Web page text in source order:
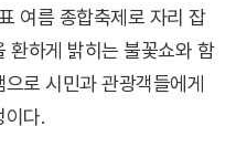
여름 종합축제로 자리 잡
환하게 밝히는 불꽃쇼와 함
로 시민과 관광객들에게
이다.